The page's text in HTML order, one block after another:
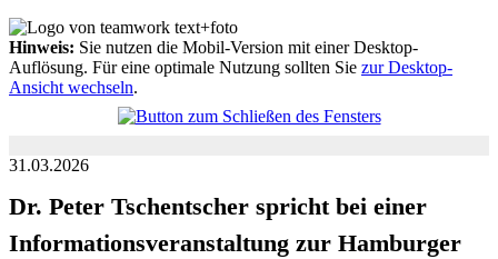
Hinweis: Sie nutzen die Mobil-Version mit einer Desktop-
Auflösung. Für eine optimale Nutzung sollten Sie zur Desktop-
Ansicht wechseln.
31.03.2026
Dr. Peter Tschentscher spricht bei einer
Informationsveranstaltung zur Hamburger